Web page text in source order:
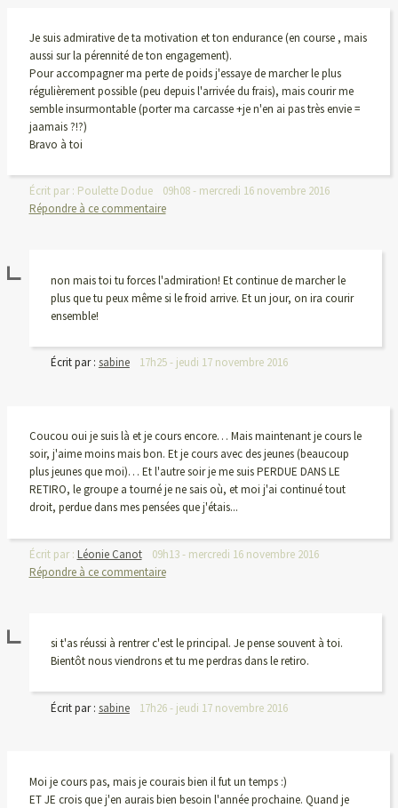
Je suis admirative de ta motivation et ton endurance (en course , mais
aussi sur la pérennité de ton engagement).
Pour accompagner ma perte de poids j'essaye de marcher le plus
régulièrement possible (peu depuis l'arrivée du frais), mais courir me
semble insurmontable (porter ma carcasse +je n'en ai pas très envie =
jaamais ?!?)
Bravo à toi
Écrit par : Poulette Dodue 09h08- mercredi 16 novembre 2016
Répondre à ce commentaire
non mais toi tu forces l'admiration! Et continue de marcher le
plus que tu peux même si le froid arrive. Et un jour, on ira courir
ensemble!
Écrit par : sabine 17h25- jeudi 17 novembre 2016
Coucou oui je suis là et je cours encore… Mais maintenant je cours le
soir, j'aime moins mais bon. Et je cours avec des jeunes (beaucoup
plus jeunes que moi)… Et l'autre soir je me suis PERDUE DANS LE
RETIRO, le groupe a tourné je ne sais où, et moi j'ai continué tout
droit, perdue dans mes pensées que j'étais...
Écrit par : Léonie Canot 09h13- mercredi 16 novembre 2016
Répondre à ce commentaire
si t'as réussi à rentrer c'est le principal. Je pense souvent à toi.
Bientôt nous viendrons et tu me perdras dans le retiro.
Écrit par : sabine 17h26- jeudi 17 novembre 2016
Moi je cours pas, mais je courais bien il fut un temps :)
ET JE crois que j'en aurais bien besoin l'année prochaine. Quand je